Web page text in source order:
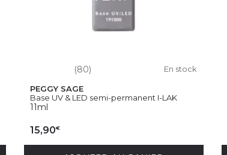
(80) En stock
PEGGY SAGE
Base UV & LED semi-permanent I-LAK
11ml
15,90€